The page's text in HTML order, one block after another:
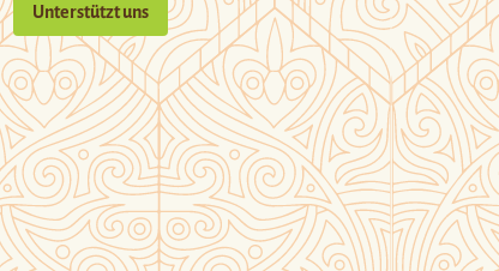
Unterstützt uns